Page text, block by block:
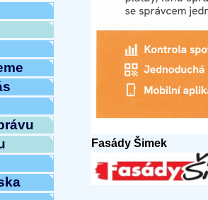
Fasády Šimek